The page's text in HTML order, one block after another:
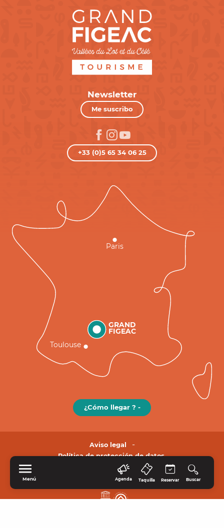
Menú Agenda Taquilla Reservar Buscar
Newsletter
Me suscribo
+33 (0)5 65 34 06 25
GRAND
FIGEAC
Toulouse
Paris
¿Cómo llegar ? -
Aviso legal
Política de protección de datos.